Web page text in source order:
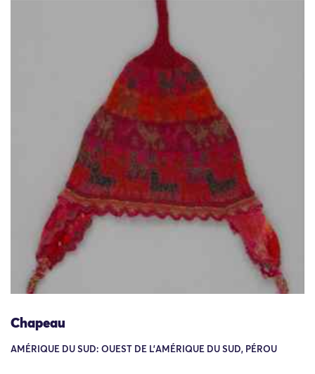
Chapeau
AMÉRIQUE DU SUD: OUEST DE L'AMÉRIQUE DU SUD, PÉROU